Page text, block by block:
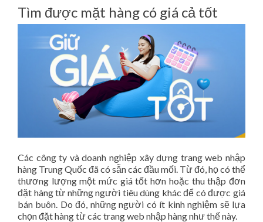
Tìm được mặt hàng có giá cả tốt
Các công ty và doanh nghiệp xây dựng trang web nhập
hàng Trung Quốc đã có sẵn các đầu mối. Từ đó, họ có thể
thương lượng một mức giá tốt hơn hoặc thu thập đơn
đặt hàng từ những người tiêu dùng khác để có được giá
bán buôn. Do đó, những người có ít kinh nghiệm sẽ lựa
chọn đặt hàng từ các trang web nhập hàng như thế này.